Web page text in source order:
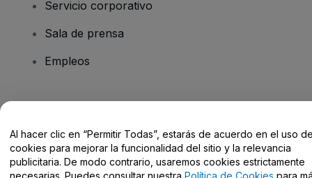
Servicio corporativo
Sala de prensa
Empleos
Centro de Ayuda / Contacto
Al hacer clic en “Permitir Todas”, estarás de acuerdo en el uso
cookies para mejorar la funcionalidad del sitio y la relevancia
publicitaria. De modo contrario, usaremos cookies estrictamente
necesarias. Puedes consultar nuestra Política de Cookies para